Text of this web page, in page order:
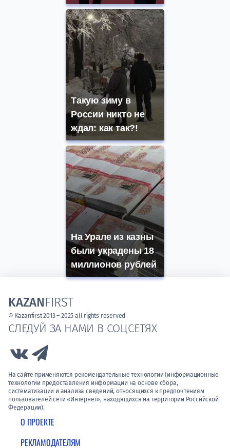
Такую зиму в
России никто не
ждал: как так?!
На Урале из казны
были украдены 18
миллионов рублей
О ПРОЕКТЕ
РЕКЛАМОДАТЕЛЯМ
СЛЕДУЙ ЗА НАМИ В СОЦСЕТЯХ
Link to Vk
На сайте применяются рекомендательные технологии (информационные
технологии предоставления информации на основе сбора,
систематизации и анализа сведений, относящихся к предпочтениям
пользователей сети «Интернет», находящихся на территории Российской
Федерации).
KAZANFIRST
© Kazanfirst 2013 – 2025 all rights reserved